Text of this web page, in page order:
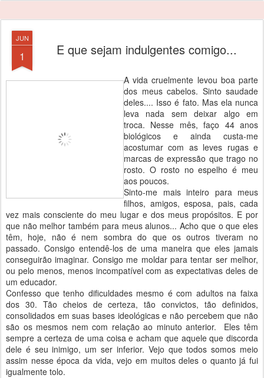
JUN
1 E que sejam indulgentes comigo...
A vida cruelmente levou boa parte
dos meus cabelos. Sinto saudade
deles.... Isso é fato. Mas ela nunca
leva nada sem deixar algo em
troca. Nesse mês, faço 44 anos
biológicos e ainda custa-me
acostumar com as leves rugas e
marcas de expressão que trago no
rosto. O rosto no espelho é meu
aos poucos.
Sinto-me mais inteiro para meus
filhos, amigos, esposa, pais, cada
vez mais consciente do meu lugar e dos meus propósitos. E por
que não melhor também para meus alunos... Acho que o que eles
têm, hoje, não é nem sombra do que os outros tiveram no
passado. Consigo entendê-los de uma maneira que eles jamais
conseguirão imaginar. Consigo me moldar para tentar ser melhor,
ou pelo menos, menos incompatível com as expectativas deles de
um educador.
Confesso que tenho dificuldades mesmo é com adultos na faixa
dos 30. Tão cheios de certeza, tão convictos, tão definidos,
consolidados em suas bases ideológicas e não percebem que não
são os mesmos nem com relação ao minuto anterior. Eles têm
sempre a certeza de uma coisa e acham que aquele que discorda
dele é seu inimigo, um ser inferior. Vejo que todos somos meio
assim nesse época da vida, vejo em muitos deles o quanto já fui
igualmente tolo.